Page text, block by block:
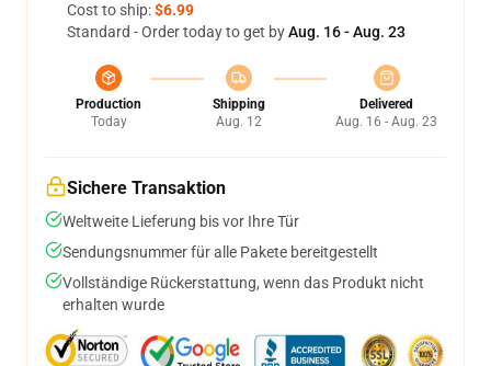
Cost to ship:$6.99
Standard - Order today to get byAug. 16 - Aug. 23
Production
Today
Shipping
Aug. 12
Delivered
Aug. 16 - Aug. 23
Sichere Transaktion
Weltweite Lieferung bis vor Ihre Tür
Sendungsnummer für alle Pakete bereitgestellt
Vollständige Rückerstattung, wenn das Produkt nicht
erhalten wurde